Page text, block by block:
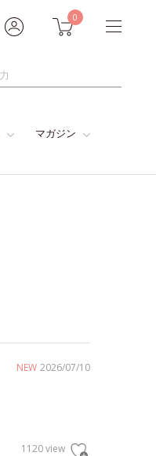
0
マガジン
NEW 2026/07/10
1120 view